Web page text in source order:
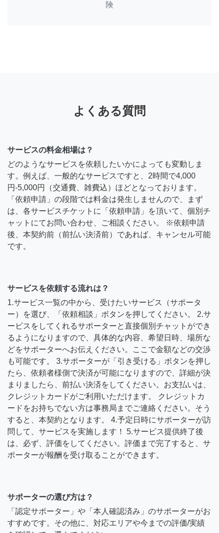
険
よくある質問
サービスの料金相場は？
どのようなサービスを依頼したいかによっても変動しま
す。例えば、一般的なサービスですと、2時間で4,000
円-5,000円（交通費、雑費込）ほどとなっております。
「依頼申請」の段階では料金は発生しませんので、まず
は、各サービスチケットに「依頼申請」を頂いて、個別チ
ャットにてお問い合わせ、ご相談ください。 ※依頼申請
後、本契約前（前払い決済前）であれば、キャンセル可能
です。
サービスを依頼する流れは？
1.サービス一覧の中から、受けたいサービス（サポータ
ー）を選び、「依頼相談」ボタンを押してください。 2.サ
ービスをしてくれるサポーターと直接個別チャットができ
るようになりますので、具体的な内容、希望日時、場所な
どをサポーターへお伝えください。ここで金額などの交渉
も可能です。 3.サポーターが「引き受ける」ボタンを押し
たら、依頼者様側で決済が可能になりますので、詳細が決
まりましたら、前払い決済をしてください。お支払いは、
クレジットカードがご利用いただけます。 クレジットカ
ードをお持ちでない方は事務局までご連絡ください。そう
すると、本契約となります。 4.予定日時にサポーターが訪
問して、サービスを実施します！ 5.サービス提供終了後
は、必ず、評価をしてください。評価まで完了すると、サ
ポーターが報酬を受け取ることができます。
サポーターの選び方は？
「認定サポーター」や「本人確認済み」のサポーターがお
すすめです。その他に、対応エリアや今までの評価/実績